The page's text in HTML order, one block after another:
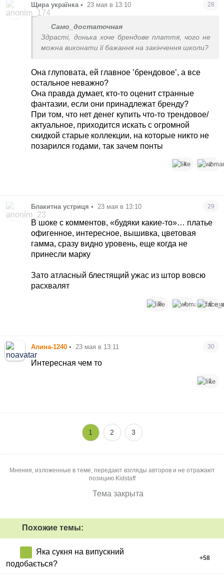
Щира українка • 23 мая в 13:10 28
Само_достаточная
Здрасті, донька хоче брендове плаття, чого не
можна виконати її бажання на закінчення школи?
Она глуповата, ей главное ’брендовое’, а все
остальное неважно?
Она правда думает, кто-то оценит странные
фантазии, если они принадлежат бренду?
При том, что нет денег купить что-то трендовое/
актуальное, приходится искать с огромной
скидкой старые коллекции, на которые никто не
позарился годами, так зачем понты
4 2
Блакитна устриця • 23 мая в 13:10 29
В шоке с комментов, «будяки какие-то»… платье
офигенное, интересное, вышивка, цветовая
гамма, сразу видно уровень, еще когда не
принесли марку
Зато атласный блестящий ужас из штор вовсю
расхвалят
9 4 6
Алина-1240 • 23 мая в 13:11 30
Интересная чем то
1
1 2 3
Мнения, изложенные в теме, передают взгляды авторов и не отражают
позицию Kidstaff
Тема закрыта
Похожие темы:
Яка сукня на випускний
подобається?
+58